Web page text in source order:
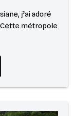
j’ai adoré
métropole